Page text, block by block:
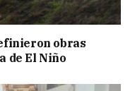
obras
de El Niño